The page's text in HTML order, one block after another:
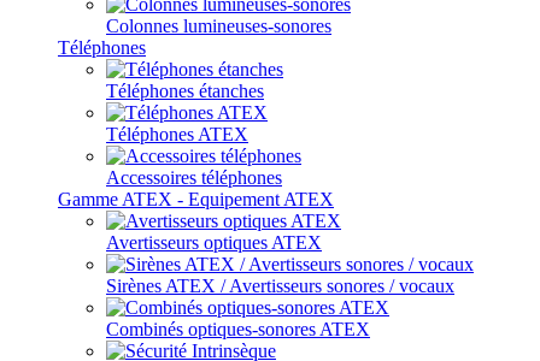
Colonnes lumineuses-sonores
Téléphones
Téléphones étanches
Téléphones ATEX
Accessoires téléphones
Gamme ATEX - Equipement ATEX
Avertisseurs optiques ATEX
Sirènes ATEX / Avertisseurs sonores / vocaux
Combinés optiques-sonores ATEX